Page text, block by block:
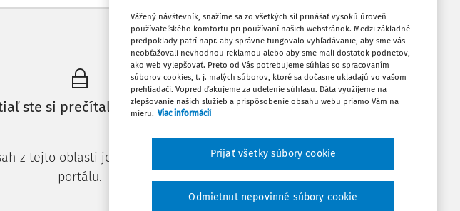
Máte predplatné? Prihláste sa
ste si prečítali len začiatok...
z tejto oblasti je dostupný predplatiteľom
portálu.
Vytlačiť
Obľúbené
Stiahnuť
Vážený návštevník, snažíme sa zo všetkých síl prinášať vysokú úroveň
používateľského komfortu pri používaní našich webstránok. Medzi základné
predpoklady patrí napr. aby správne fungovalo vyhľadávanie, aby sme vás
neobťažovali nevhodnou reklamou alebo aby sme mali dostatok podnetov,
ako web vylepšovať. Preto od Vás potrebujeme súhlas so spracovaním
súborov cookies, t. j. malých súborov, ktoré sa dočasne ukladajú vo vašom
prehliadači. Vopred ďakujeme za udelenie súhlasu. Dáta využijeme na
zlepšovanie našich služieb a prispôsobenie obsahu webu priamo Vám na
mieru. Viac informácií
Odmietnut nepovinné súbory cookie
Prijať všetky súbory cookie